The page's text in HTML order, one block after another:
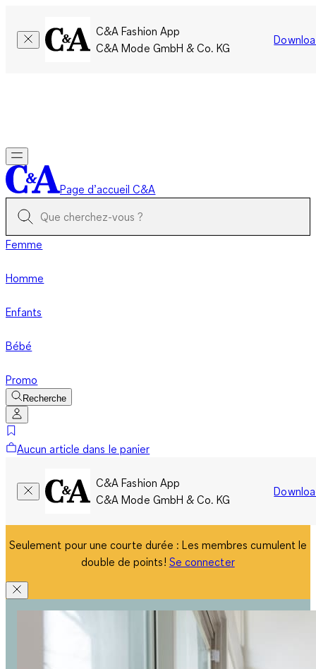
C&A Fashion App
C&A Mode GmbH & Co. KG
Page d’accueil C&A
Femme
Homme
Enfants
Bébé
Promo
Recherche
Aucun article dans le panier
C&A Fashion App
C&A Mode GmbH & Co. KG
Seulement pour une courte durée : Les membres cumulent le
double de points! Se connecter